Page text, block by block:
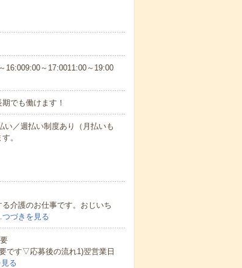
～17:0011:00～19:00
でも働けます！
／週払い制度あり（月払いも
。
介護のお仕事です。おじいち
つづきを見る
です▽応募後の流れ1)翌営業日
る